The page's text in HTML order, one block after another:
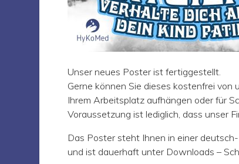
Unser neues Poster ist fertiggestellt.
Gerne können Sie dieses kostenfrei
Ihrem Arbeitsplatz aufhängen oder für
Voraussetzung ist lediglich, dass unser
Das Poster steht Ihnen in einer
und ist dauerhaft unter Downloads –